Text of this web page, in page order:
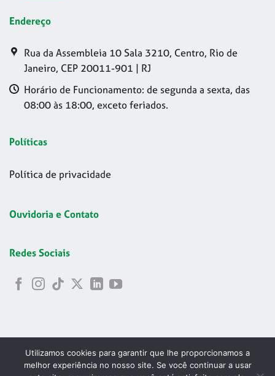
Endereço
Rua da Assembleia 10 Sala 3210, Centro, Rio de
Janeiro, CEP 20011-901 | RJ
Horário de Funcionamento: de segunda a sexta, das
08:00 às 18:00, exceto feriados.
Políticas
Política de privacidade
Ouvidoria e Contato
Redes Sociais
Utilizamos cookies para garantir que lhe proporcionamos a
melhor experiência no nosso site. Se você continuar a usar